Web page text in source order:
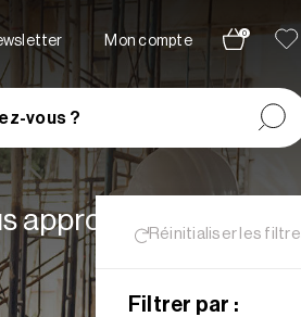
Mon compte
0
vous ?
Réinitialiser les
Filtrer par :
appropriées à vos